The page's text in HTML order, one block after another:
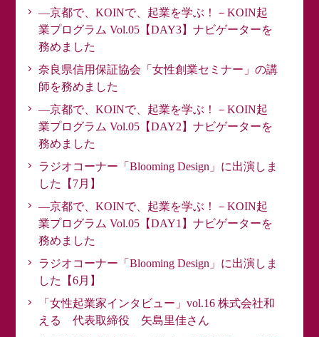
―京都で、KOINで、起業を学ぶ！－KOIN起
業プログラム Vol.05【DAY3】ナビゲーターを
務めました
奈良県信用保証協会「女性創業セミナー」の講
師を務めました
―京都で、KOINで、起業を学ぶ！－KOIN起
業プログラム Vol.05【DAY2】ナビゲーターを
務めました
ラジオコーナー「Blooming Design」に出演しま
した【7月】
―京都で、KOINで、起業を学ぶ！－KOIN起
業プログラム Vol.05【DAY1】ナビゲーターを
務めました
ラジオコーナー「Blooming Design」に出演しま
した【6月】
「女性起業家インタビュー」vol.16 株式会社和
える 代表取締役 矢島里佳さん